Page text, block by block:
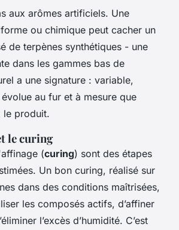
aux arômes artificiels. Une
ou chimique peut cacher un
de terpènes synthétiques - une
dans les gammes bas de
a une signature : variable,
au fur et à mesure que
le produit.
le curing
(curing) sont des étapes
Un bon curing, réalisé sur
dans des conditions maîtrisées,
les composés actifs, d’affiner
l’excès d’humidité. C’est